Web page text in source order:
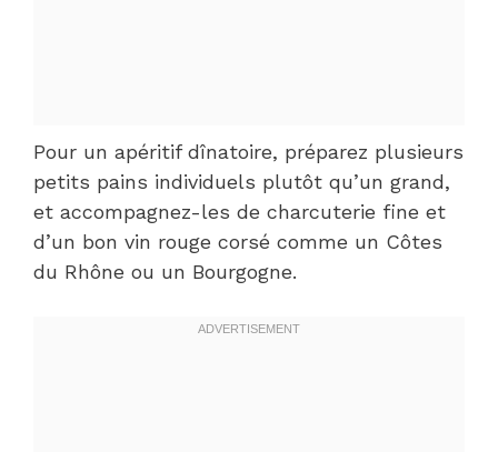
Pour un apéritif dînatoire, préparez plusieurs
petits pains individuels plutôt qu’un grand,
et accompagnez-les de charcuterie fine et
d’un bon vin rouge corsé comme un Côtes
du Rhône ou un Bourgogne.